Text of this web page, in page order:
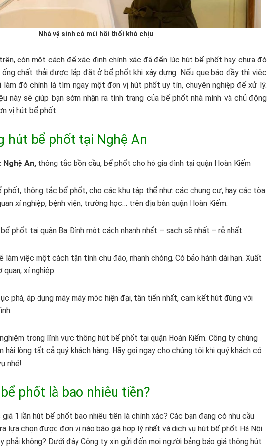
Nhà vệ sinh có mùi hôi thối khó chịu
trên, còn một cách để xác định chính xác đã đến lúc hút bể phốt hay chưa đó
ống chất thải được lắp đặt ở bể phốt khi xây dựng. Nếu que báo đầy thì việc
làm đó chính là tìm ngay một đơn vị hút phốt uy tín, chuyên nghiệp để xử lý.
này sẽ giúp bạn sớm nhận ra tình trạng của bể phốt nhà mình và chủ động
vị hút bể phốt.
hút bể phốt tại Nghệ An
Nghệ An, thông tắc bồn cầu, bể phốt cho hộ gia đình tại quận Hoàn Kiếm
phốt, thông tắc bể phốt, cho các khu tập thể như: các chung cư, hay các tòa
xí nghiệp, bệnh viện, trường học… trên địa bàn quận Hoàn Kiếm.
phốt tại quận Ba Đình một cách nhanh nhất – sạch sẽ nhất – rẻ nhất.
làm việc một cách tận tình chu đáo, nhanh chóng. Có bảo hành dài hạn. Xuất
xí nghiệp.
phá, áp dụng máy máy móc hiện đại, tân tiến nhất, cam kết hút đúng với
trong lĩnh vực thông hút bể phốt tại quận Hoàn Kiếm. Công ty chúng
hài lòng tất cả quý khách hàng. Hãy gọi ngay cho chúng tôi khi quý khách có
nhé!
phốt là bao nhiêu tiền?
1 lần hút bể phốt bao nhiêu tiền là chính xác? Các bạn đang có nhu cầu
lựa chọn được đơn vị nào báo giá hợp lý nhất và dịch vụ hút bể phốt Hà Nội
phải không? Dưới đây Công ty xin gửi đến mọi người bảng báo giá thông hút